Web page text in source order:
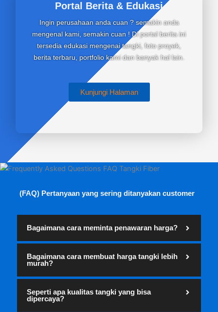
Portal Berita & Edukasi
Ingin perusahaan anda cuan ? semakin anda
mengenal kami, semakin cuan ! Di portal berita ini
tersedia edukasi mengenai tangki, foto proyek,
berita terbaru, portfolio kami dan banyak hal lain.
Kunjungi Halaman
(FAQ) Pertanyaan yang sering ditanyakan customer
Bagaimana cara meminta penawaran harga?
Bagaimana cara membuat harga tangki lebih
murah?
Seperti apa kualitas tangki yang bisa
dipercaya?